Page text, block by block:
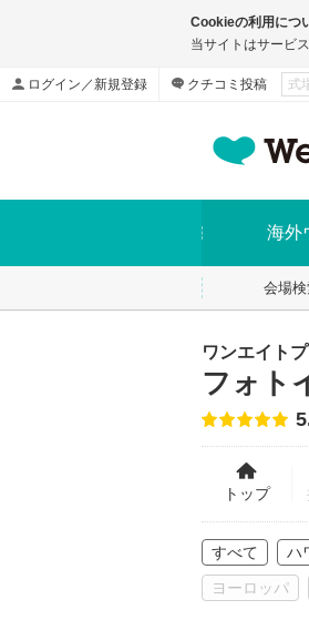
Cookieの利用につ
当サイトはサービ
ログイン／新規登録 クチコミ投稿
海外
会場検
ワンエイト
フォト
トップ
すべて ハ
ヨーロッパ